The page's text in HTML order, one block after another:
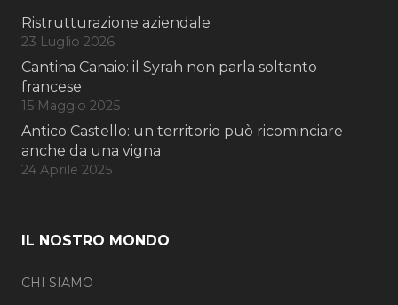
Ristrutturazione aziendale
23 Luglio 2026
Cantina Canaio: il Syrah non parla soltanto
francese
15 Maggio 2025
Antico Castello: un territorio può ricominciare
anche da una vigna
24 Aprile 2025
IL NOSTRO MONDO
CHI SIAMO